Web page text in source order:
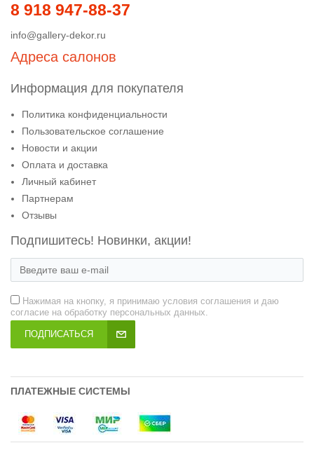
8 918 947-88-37
info@gallery-dekor.ru
Адреса салонов
Информация для покупателя
Политика конфиденциальности
Пользовательское соглашение
Новости и акции
Оплата и доставка
Личный кабинет
Партнерам
Отзывы
Подпишитесь! Новинки, акции!
Нажимая на кнопку, я принимаю условия соглашения и даю
согласие на обработку персональных данных.
ПОДПИСАТЬСЯ
ПЛАТЕЖНЫЕ СИСТЕМЫ